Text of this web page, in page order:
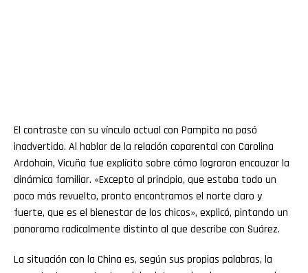
El contraste con su vínculo actual con Pampita no pasó
inadvertido. Al hablar de la relación coparental con Carolina
Ardohain, Vicuña fue explícito sobre cómo lograron encauzar la
dinámica familiar. «Excepto al principio, que estaba todo un
poco más revuelto, pronto encontramos el norte claro y
fuerte, que es el bienestar de los chicos», explicó, pintando un
panorama radicalmente distinto al que describe con Suárez.
La situación con la China es, según sus propias palabras, la